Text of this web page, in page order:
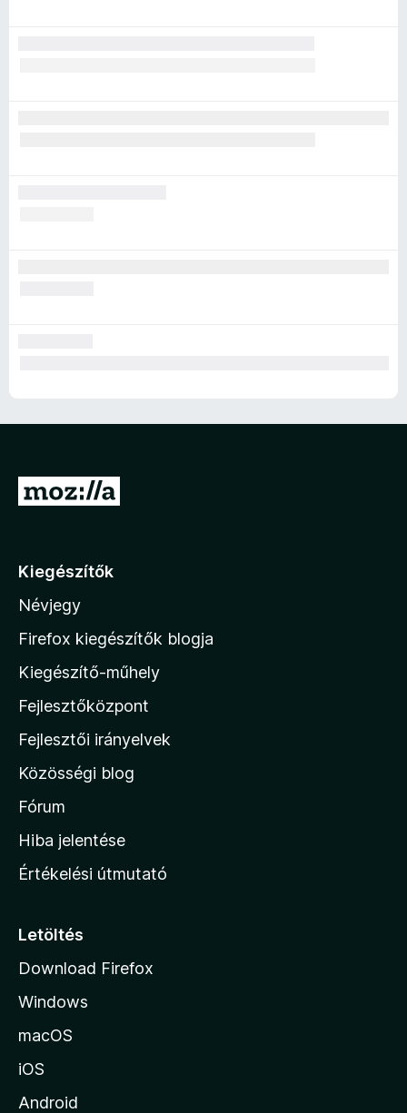
U
á
a
M
z
i
l
a
h
o
l
p
á
r
Kiegészítők
Névjegy
Firefox kiegészítők blogja
Kiegészítő-műhely
Fejlesztőközpont
Fejlesztői irányelvek
Közösségi blog
Fórum
Hiba jelentése
Értékelési útmutató
Letöltés
Download Firefox
Windows
macOS
iOS
Android